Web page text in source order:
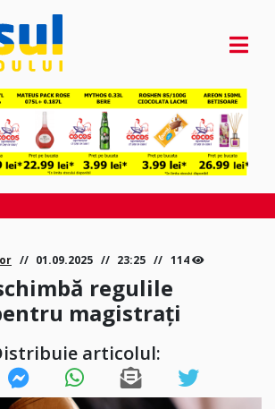
01.09.2025 23:25 114
regulile
magistrați
articolul: